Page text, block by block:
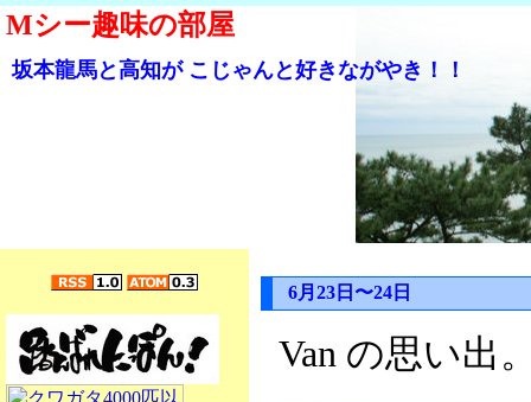
Mシー趣味の部屋
坂本龍馬と高知が こじゃんと好きながやき！！
6月23日〜24日
Van の思い出